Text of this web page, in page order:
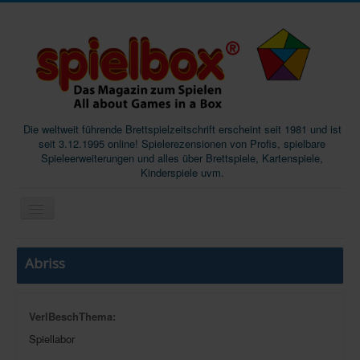
Die weltweit führende Brettspielzeitschrift erscheint seit 1981 und ist
seit 3.12.1995 online! Spielerezensionen von Profis, spielbare
Spieleerweiterungen und alles über Brettspiele, Kartenspiele,
Kinderspiele uvm.
Start
Abriss
VerlBeschThema:
Spiellabor